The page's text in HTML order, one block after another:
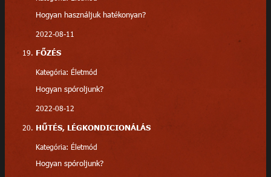
Hogyan használjuk hatékonyan?
2022-08-11
FŐZÉS
Kategória: Életmód
Hogyan spóroljunk?
2022-08-12
HŰTÉS, LÉGKONDICIONÁLÁS
Kategória: Életmód
Hogyan spóroljunk?